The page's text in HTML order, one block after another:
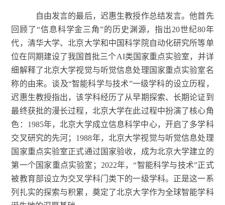
自由发言的最后，迟惠生教授作总结发言。他首先
回顾了“信息科学金三角”的历史渊源，指出20世纪80年
代，清华大学、北京大学和中国科学院自动化研究所等单
位在同期建设了我国首批三个AI类国家重点实验室，并详
细解释了北京大学视觉与听觉信息处理国家重点实验室名
称的由来。谈及“智能科学与技术”一级学科的设立历程，
迟惠生教授指出，该学科经历了从早期探索、长期论证到
最终获批的漫长过程，北京大学在此过程中扮演了核心角
色： 1985年，北京大学成立信息科学中心，开启了多学科
交叉研究的先河；1988年，北京大学视觉与听觉信息处理
国家重点实验室正式通过国家验收，成为北京大学建立的
第一个国家重点实验室；2022年，“智能科学与技术”正式
被教育部设立为交叉学科门类下的一级学科。正是这一系
列扎实的探索与积累，奠定了北京大学作为全球智能学科